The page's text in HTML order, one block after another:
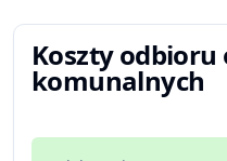
Koszty odbioru
komunalnych